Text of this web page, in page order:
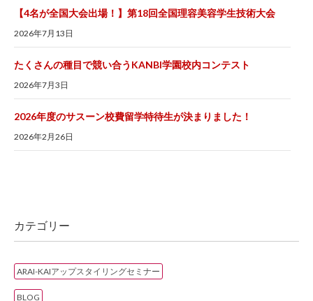
【4名が全国大会出場！】第18回全国理容美容学生技術大会
2026年7月13日
たくさんの種目で競い合うKANBI学園校内コンテスト
2026年7月3日
2026年度のサスーン校費留学特待生が決まりました！
2026年2月26日
カテゴリー
ARAI-KAIアップスタイリングセミナー
BLOG